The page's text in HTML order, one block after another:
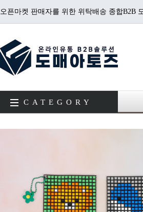
오픈마켓 판매자를 위한 위탁배송 종합B2B
CATEGORY